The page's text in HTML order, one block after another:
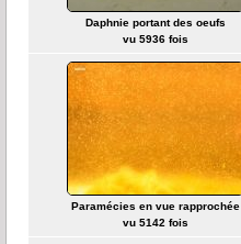
Daphnie portant des oeufs
vu 5936 fois
Paramécies en vue rapprochée
vu 5142 fois